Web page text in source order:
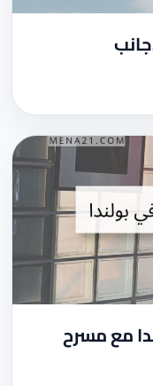
مع مسرح